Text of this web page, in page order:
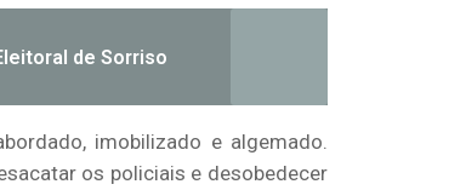
de Sorriso
imobilizado e algemado.
os policiais e desobedecer